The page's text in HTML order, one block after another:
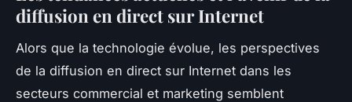
diffusion en direct sur Internet
Alors que la technologie évolue, les perspectives
de la diffusion en direct sur Internet dans les
secteurs commercial et marketing semblent